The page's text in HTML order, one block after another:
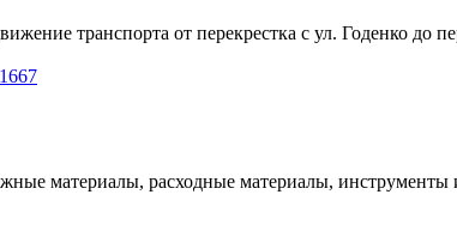
транспорта от перекрестка с ул. Годенко до
материалы, расходные материалы, инструменты